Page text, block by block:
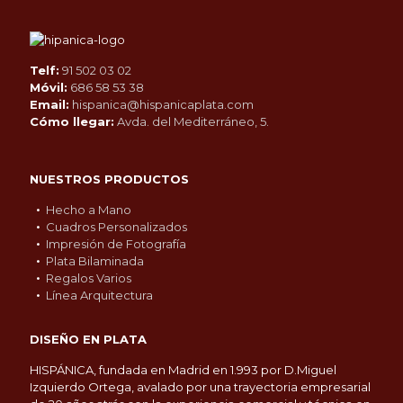
Telf: 91 502 03 02
Móvil: 686 58 53 38
Email: hispanica@hispanicaplata.com
Cómo llegar: Avda. del Mediterráneo, 5.
NUESTROS PRODUCTOS
Hecho a Mano
Cuadros Personalizados
Impresión de Fotografía
Plata Bilaminada
Regalos Varios
Línea Arquitectura
DISEÑO EN PLATA
HISPÁNICA, fundada en Madrid en 1.993 por D.Miguel
Izquierdo Ortega, avalado por una trayectoria empresarial